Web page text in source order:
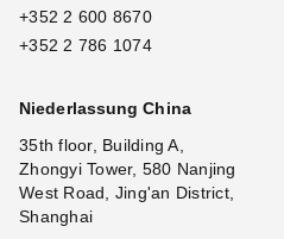
+352 2 600 8670
+352 2 786 1074
Niederlassung China
35th floor, Building A,
Zhongyi Tower, 580 Nanjing
West Road, Jing'an District,
Shanghai